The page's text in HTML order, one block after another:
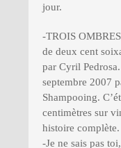
jour.
-TROIS
de deux cent
par Cyril
septembre 2007
Shampooing.
centimètres sur
histoire
-Je ne sais pas